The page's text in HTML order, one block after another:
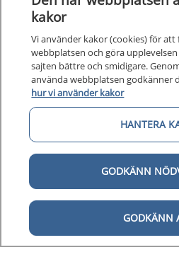
Digital tillgänglighet
Till
för
1177 för vårdpersonal
och nationella
Nationellt system för
hälso- och
1177 för vårdpersonal
uppdrag av
kakor
Vi använder kakor (cookies) för
webbplatsen och göra
sajten bättre och smidigare.
använda webbplatsen godkänner
hur vi använder kakor
HANTERA
GODKÄNN
GODKÄNN